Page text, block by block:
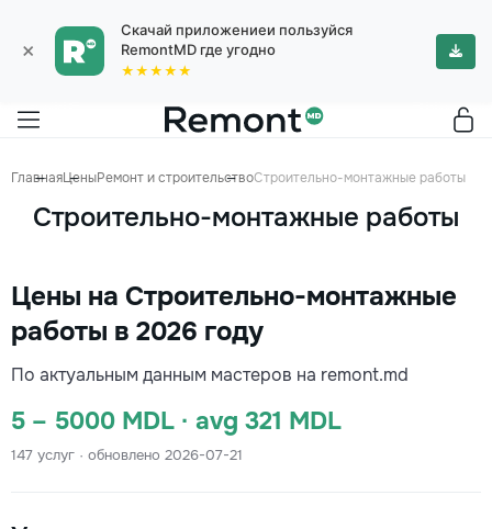
×
Скачай приложениеи пользуйся
RemontMD где угодно
★★★★★
ГлавнаяЦеныРемонт и строительствоСтроительно-монтажные работы
Строительно-монтажные работы
Цены на Строительно-монтажные
работы в 2026 году
По актуальным данным мастеров на remont.md
5 – 5000 MDL · avg 321 MDL
147 услуг · обновлено 2026-07-21